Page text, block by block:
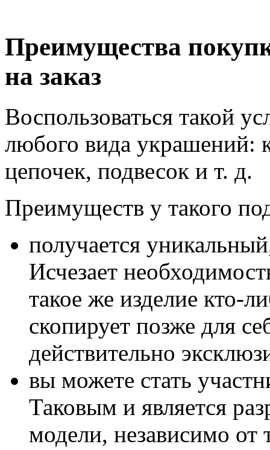
Преимущества
на заказ
Воспользоваться такой
любого вида украшений:
цепочек, подвесок и т. д.
Преимуществ у такого
получается
Исчезает
такое же изделие кто-
скопирует позже для
действительно
вы можете стать
Таковым и является
модели, независимо от